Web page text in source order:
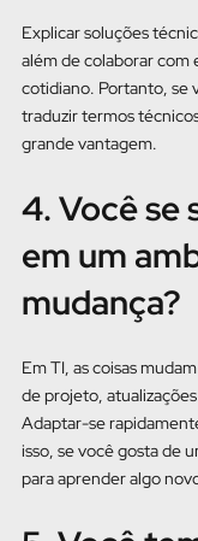
Explicar soluções
além de colaborar com
cotidiano. Portanto, se
traduzir termos
grande vantagem.
4. Você se
em um
mudança?
Em TI, as coisas
de projeto,
Adaptar-se
isso, se você gosta de
para aprender algo